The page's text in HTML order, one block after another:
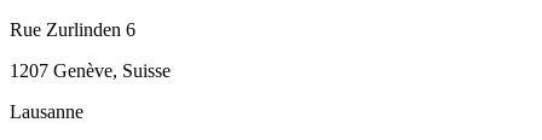
Rue Zurlinden 6
1207 Genève, Suisse
Lausanne